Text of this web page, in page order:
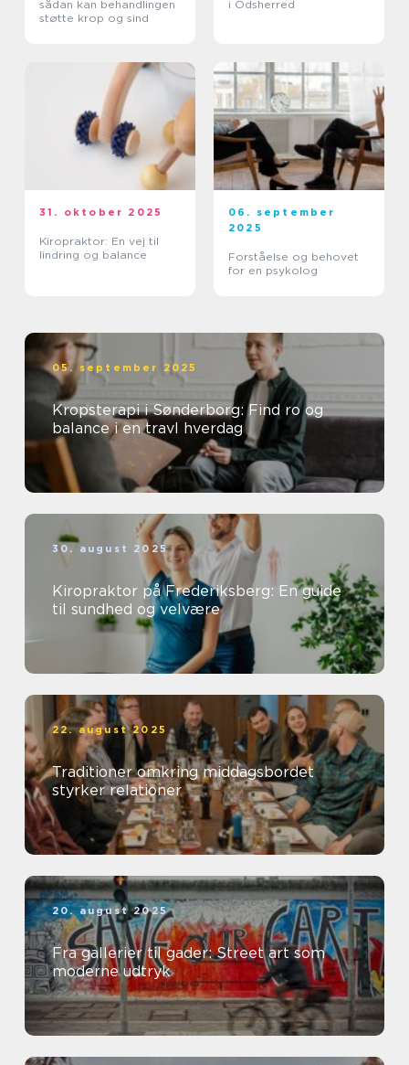
sådan kan behandlingen
støtte krop og sind
i Odsherred
31. oktober 2025
Kiropraktor: En vej til
lindring og balance
06. september
2025
Forståelse og behovet
for en psykolog
05. september 2025
Kropsterapi i Sønderborg: Find ro og
balance i en travl hverdag
30. august 2025
Kiropraktor på Frederiksberg: En guide
til sundhed og velvære
22. august 2025
Traditioner omkring middagsbordet
styrker relationer
20. august 2025
Fra gallerier til gader: Street art som
moderne udtryk